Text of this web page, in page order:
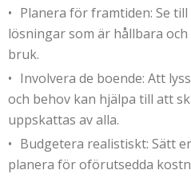
Planera för framtiden: Se
lösningar som är hållbara
bruk.
Involvera de boende: Att
och behov kan hjälpa till att
uppskattas av alla.
Budgetera realistiskt: Sätt
planera för oförutsedda